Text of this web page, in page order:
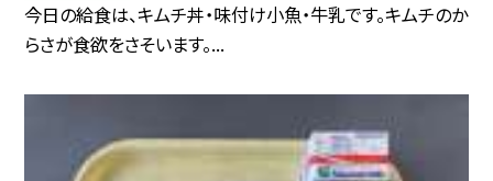
今日の給食は、キムチ丼・味付け小魚・牛乳です。キムチのか
らさが食欲をさそいます。...